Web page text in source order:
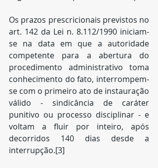
Os prazos prescricionais previstos no
art. 142 da Lei n. 8.112/1990 iniciam-
se na data em que a autoridade
competente para a abertura do
procedimento administrativo toma
conhecimento do fato, interrompem-
se com o primeiro ato de instauração
válido - sindicância de caráter
punitivo ou processo disciplinar - e
voltam a fluir por inteiro, após
decorridos 140 dias desde a
interrupção.[3]